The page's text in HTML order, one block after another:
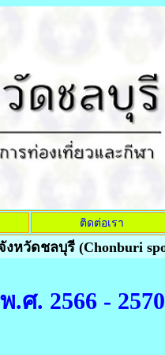
ติดต่อเรา
ดชลบุรี (Chonburi sports
. 2566 - 2570